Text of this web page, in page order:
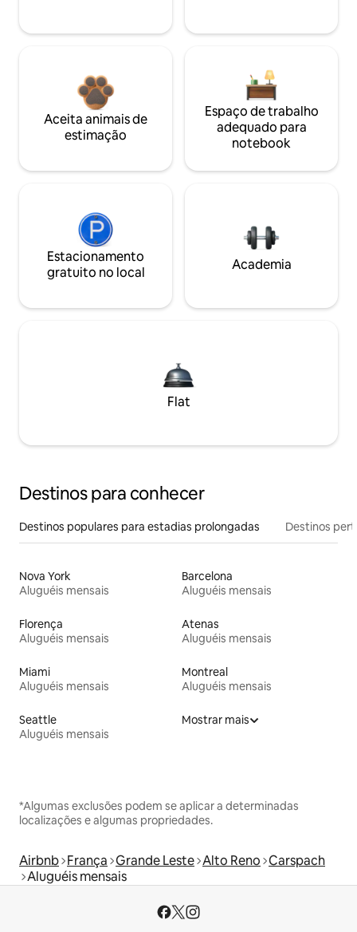
Aceita animais de
estimação
Espaço de trabalho
adequado para
notebook
Estacionamento
gratuito no local
Academia
Flat
Destinos para conhecer
Destinos populares para estadias prolongadas Destinos
Nova York
Aluguéis mensais
Barcelona
Aluguéis mensais
Florença
Aluguéis mensais
Atenas
Aluguéis mensais
Miami
Aluguéis mensais
Montreal
Aluguéis mensais
Seattle
Aluguéis mensais
Mostrar mais
*Algumas exclusões podem se aplicar a determinadas
localizações e algumas propriedades.
Airbnb França Grande Leste Alto Reno Carspach
Aluguéis mensais